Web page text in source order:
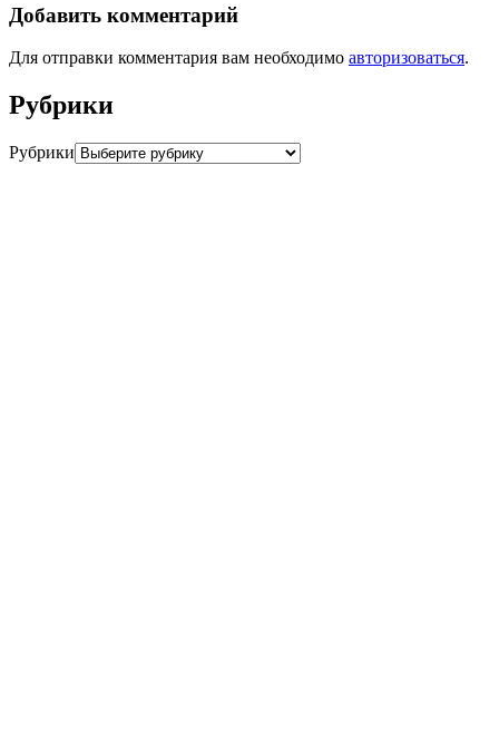
Добавить комментарий
Для отправки комментария вам необходимо авторизоваться.
Рубрики
Рубрики